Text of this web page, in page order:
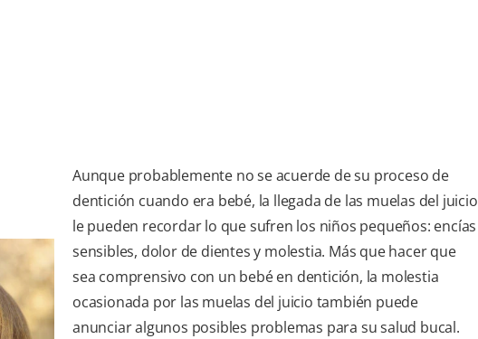
Aunque probablemente no se acuerde de su proceso de
dentición cuando era bebé, la llegada de las muelas del juicio
le pueden recordar lo que sufren los niños pequeños: encías
sensibles, dolor de dientes y molestia. Más que hacer que
sea comprensivo con un bebé en dentición, la molestia
ocasionada por las muelas del juicio también puede
anunciar algunos posibles problemas para su salud bucal.